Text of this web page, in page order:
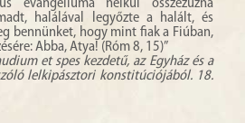
evangéliuma nélkül összezúzna
halálával legyőzte a halált, és
bennünket, hogy mint fiak a Fiúban,
Abba, Atya! (Róm 8, 15)”
et spes kezdetű, az Egyház és a
lelkipásztori konstitúciójából. 18.